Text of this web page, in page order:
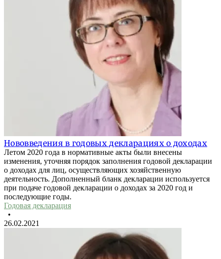
Нововведения в годовых декларациях о доходах
Летом 2020 года в нормативные акты были внесены
изменения, уточняя порядок заполнения годовой декларации
о доходах для лиц, осуществляющих хозяйственную
деятельность. Дополненный бланк декларации используется
при подаче годовой декларации о доходах за 2020 год и
последующие годы.
Годовая декларация
•
26.02.2021